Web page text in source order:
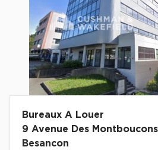
Bureaux A Louer
9 Avenue Des
Besancon